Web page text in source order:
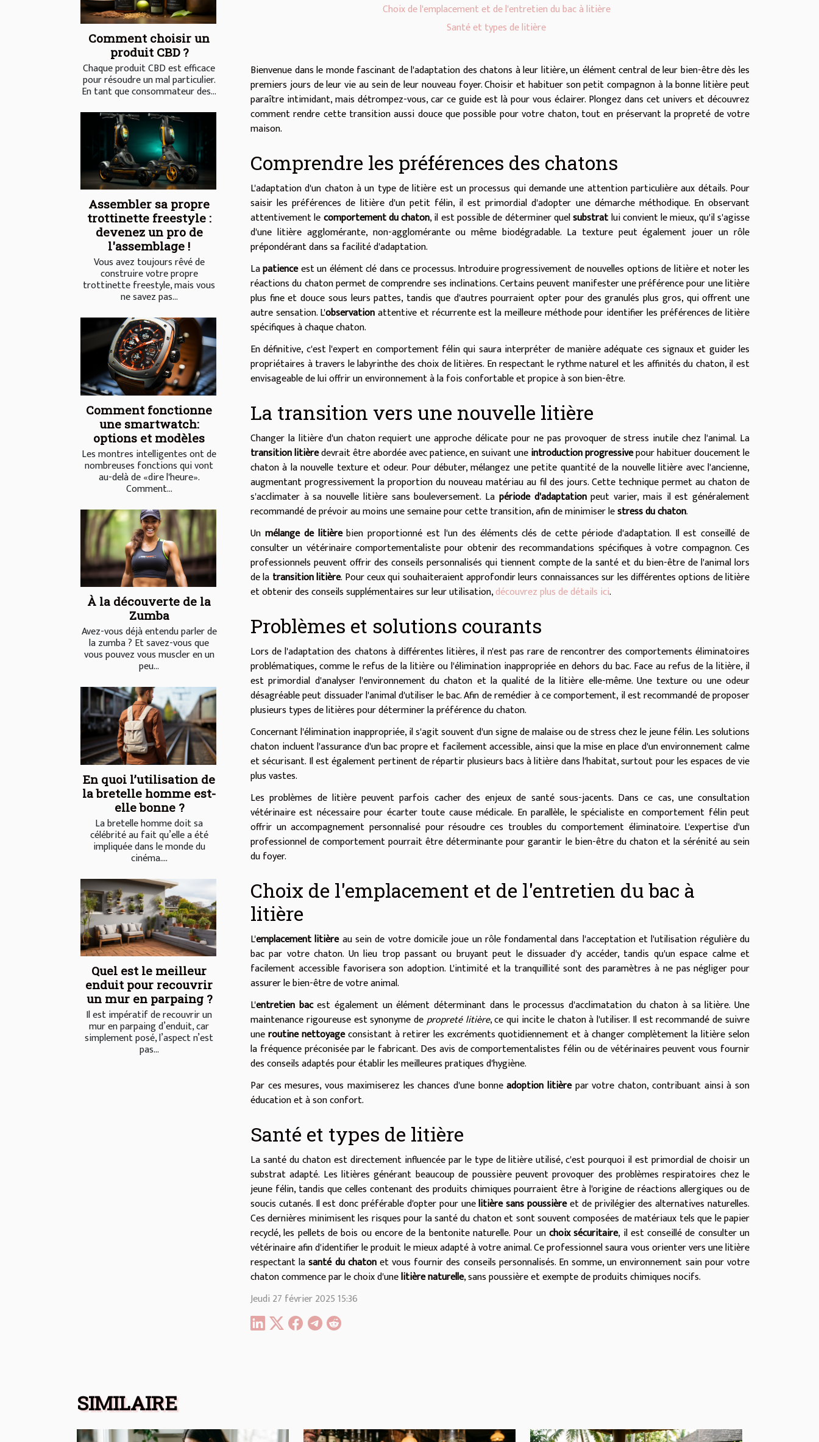
Comment choisir un
produit CBD ?
Chaque produit CBD est efficace
pour résoudre un mal particulier.
En tant que consommateur des...
Assembler sa propre
trottinette freestyle :
devenez un pro de
l'assemblage !
Vous avez toujours rêvé de
construire votre propre
trottinette freestyle, mais vous
ne savez pas...
Comment fonctionne
une smartwatch:
options et modèles
Les montres intelligentes ont de
nombreuses fonctions qui vont
au-delà de «dire l'heure».
Comment...
À la découverte de la
Zumba
Avez-vous déjà entendu parler de
la zumba ? Et savez-vous que
vous pouvez vous muscler en un
peu...
En quoi l’utilisation de
la bretelle homme est-
elle bonne ?
La bretelle homme doit sa
célébrité au fait qu’elle a été
impliquée dans le monde du
cinéma....
Quel est le meilleur
enduit pour recouvrir
un mur en parpaing ?
Il est impératif de recouvrir un
mur en parpaing d’enduit, car
simplement posé, l’aspect n’est
pas...
Choix de l'emplacement et de l'entretien du bac à litière
Santé et types de litière
Bienvenue dans le monde fascinant de l'adaptation des chatons à leur litière, un élément central de leur bien-être dès les
premiers jours de leur vie au sein de leur nouveau foyer. Choisir et habituer son petit compagnon à la bonne litière peut
paraître intimidant, mais détrompez-vous, car ce guide est là pour vous éclairer. Plongez dans cet univers et découvrez
comment rendre cette transition aussi douce que possible pour votre chaton, tout en préservant la propreté de votre
maison.
Comprendre les préférences des chatons
L'adaptation d'un chaton à un type de litière est un processus qui demande une attention particulière aux détails. Pour
saisir les préférences de litière d'un petit félin, il est primordial d'adopter une démarche méthodique. En observant
attentivement lecomportement du chaton, il est possible de déterminer quelsubstratlui convient le mieux, qu'il s'agisse
d'une litière agglomérante, non-agglomérante ou même biodégradable. La texture peut également jouer un rôle
prépondérant dans sa facilité d'adaptation.
Lapatienceest un élément clé dans ce processus. Introduire progressivement de nouvelles options de litière et noter les
réactions du chaton permet de comprendre ses inclinations. Certains peuvent manifester une préférence pour une litière
plus fine et douce sous leurs pattes, tandis que d'autres pourraient opter pour des granulés plus gros, qui offrent une
autre sensation. L'observationattentive et récurrente est la meilleure méthode pour identifier les préférences de litière
spécifiques à chaque chaton.
En définitive, c'est l'expert en comportement félin qui saura interpréter de manière adéquate ces signaux et guider les
propriétaires à travers le labyrinthe des choix de litières. En respectant le rythme naturel et les affinités du chaton, il est
envisageable de lui offrir un environnement à la fois confortable et propice à son bien-être.
La transition vers une nouvelle litière
Changer la litière d'un chaton requiert une approche délicate pour ne pas provoquer de stress inutile chez l'animal. La
transition litièredevrait être abordée avec patience, en suivant uneintroduction progressivepour habituer doucement le
chaton à la nouvelle texture et odeur. Pour débuter, mélangez une petite quantité de la nouvelle litière avec l'ancienne,
augmentant progressivement la proportion du nouveau matériau au fil des jours. Cette technique permet au chaton de
s'acclimater à sa nouvelle litière sans bouleversement. La période d'adaptationpeut varier, mais il est généralement
recommandé de prévoir au moins une semaine pour cette transition, afin de minimiser lestress du chaton.
Un mélange de litièrebien proportionné est l'un des éléments clés de cette période d'adaptation. Il est conseillé de
consulter un vétérinaire comportementaliste pour obtenir des recommandations spécifiques à votre compagnon. Ces
professionnels peuvent offrir des conseils personnalisés qui tiennent compte de la santé et du bien-être de l'animal lors
de la transition litière. Pour ceux qui souhaiteraient approfondir leurs connaissances sur les différentes options de litière
et obtenir des conseils supplémentaires sur leur utilisation,découvrez plus de détails ici.
Problèmes et solutions courants
Lors de l'adaptation des chatons à différentes litières, il n'est pas rare de rencontrer des comportements éliminatoires
problématiques, comme le refus de la litière ou l'élimination inappropriée en dehors du bac. Face au refus de la litière, il
est primordial d'analyser l'environnement du chaton et la qualité de la litière elle-même. Une texture ou une odeur
désagréable peut dissuader l'animal d'utiliser le bac. Afin de remédier à ce comportement, il est recommandé de proposer
plusieurs types de litières pour déterminer la préférence du chaton.
Concernant l'élimination inappropriée, il s'agit souvent d'un signe de malaise ou de stress chez le jeune félin. Les solutions
chaton incluent l'assurance d'un bac propre et facilement accessible, ainsi que la mise en place d'un environnement calme
et sécurisant. Il est également pertinent de répartir plusieurs bacs à litière dans l'habitat, surtout pour les espaces de vie
plus vastes.
Les problèmes de litière peuvent parfois cacher des enjeux de santé sous-jacents. Dans ce cas, une consultation
vétérinaire est nécessaire pour écarter toute cause médicale. En parallèle, le spécialiste en comportement félin peut
offrir un accompagnement personnalisé pour résoudre ces troubles du comportement éliminatoire. L'expertise d'un
professionnel de comportement pourrait être déterminante pour garantir le bien-être du chaton et la sérénité au sein
du foyer.
Choix de l'emplacement et de l'entretien du bac à
litière
L'emplacement litièreau sein de votre domicile joue un rôle fondamental dans l'acceptation et l'utilisation régulière du
bac par votre chaton. Un lieu trop passant ou bruyant peut le dissuader d'y accéder, tandis qu'un espace calme et
facilement accessible favorisera son adoption. L'intimité et la tranquillité sont des paramètres à ne pas négliger pour
assurer le bien-être de votre animal.
L'entretien bacest également un élément déterminant dans le processus d'acclimatation du chaton à sa litière. Une
maintenance rigoureuse est synonyme depropreté litière, ce qui incite le chaton à l'utiliser. Il est recommandé de suivre
uneroutine nettoyageconsistant à retirer les excréments quotidiennement et à changer complètement la litière selon
la fréquence préconisée par le fabricant. Des avis de comportementalistes félin ou de vétérinaires peuvent vous fournir
des conseils adaptés pour établir les meilleures pratiques d'hygiène.
Par ces mesures, vous maximiserez les chances d'une bonneadoption litièrepar votre chaton, contribuant ainsi à son
éducation et à son confort.
Santé et types de litière
La santé du chaton est directement influencée par le type de litière utilisé, c'est pourquoi il est primordial de choisir un
substrat adapté. Les litières générant beaucoup de poussière peuvent provoquer des problèmes respiratoires chez le
jeune félin, tandis que celles contenant des produits chimiques pourraient être à l'origine de réactions allergiques ou de
soucis cutanés. Il est donc préférable d'opter pour unelitière sans poussièreet de privilégier des alternatives naturelles.
Ces dernières minimisent les risques pour la santé du chaton et sont souvent composées de matériaux tels que le papier
recyclé, les pellets de bois ou encore de la bentonite naturelle. Pour unchoix sécuritaire, il est conseillé de consulter un
vétérinaire afin d'identifier le produit le mieux adapté à votre animal. Ce professionnel saura vous orienter vers une litière
respectant lasanté du chatonet vous fournir des conseils personnalisés. En somme, un environnement sain pour votre
chaton commence par le choix d'unelitière naturelle, sans poussière et exempte de produits chimiques nocifs.
Jeudi 27 février 2025 15:36
SIMILAIRE